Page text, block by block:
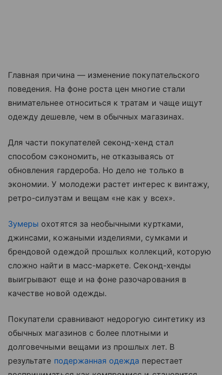
Главная причина — изменение покупательского
поведения. На фоне роста цен многие стали
внимательнее относиться к тратам и чаще ищут
одежду дешевле, чем в обычных магазинах.
Для части покупателей секонд-хенд стал
способом сэкономить, не отказываясь от
обновления гардероба. Но дело не только в
экономии. У молодежи растет интерес к винтажу,
ретро-силуэтам и вещам «не как у всех».
Зумеры охотятся за необычными куртками,
джинсами, кожаными изделиями, сумками и
брендовой одеждой прошлых коллекций, которую
сложно найти в масс-маркете. Секонд-хенды
выигрывают еще и на фоне разочарования в
качестве новой одежды.
Покупатели сравнивают недорогую синтетику из
обычных магазинов с более плотными и
долговечными вещами из прошлых лет. В
результате подержанная одежда перестает